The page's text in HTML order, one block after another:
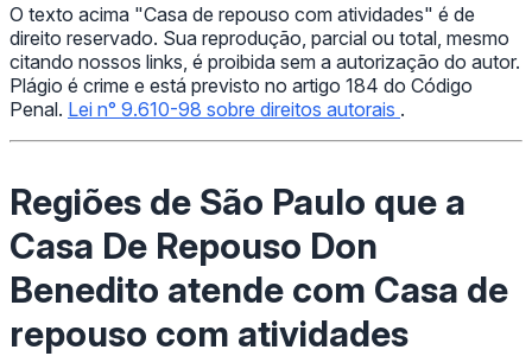
O texto acima "Casa de repouso com atividades" é de
direito reservado. Sua reprodução, parcial ou total, mesmo
citando nossos links, é proibida sem a autorização do autor.
Plágio é crime e está previsto no artigo 184 do Código
Penal. Lei n° 9.610-98 sobre direitos autorais .
Regiões de São Paulo que a
Casa De Repouso Don
Benedito atende com Casa de
repouso com atividades